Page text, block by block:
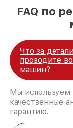
Москве,
и
FAQ по
Что за
проводите
машин?
Мы используем
качественные
гарантию.